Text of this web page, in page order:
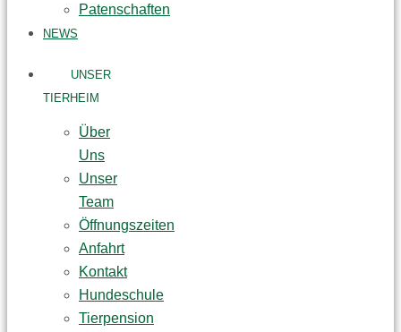
Patenschaften
NEWS
UNSER
TIERHEIM
Über
Uns
Unser
Team
Öffnungszeiten
Anfahrt
Kontakt
Hundeschule
Tierpension